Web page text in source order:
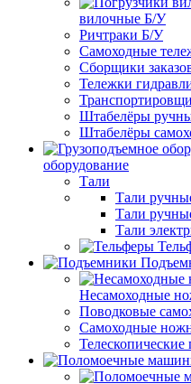
вилочные Б/У
Ричтраки Б/У
Самоходные
Сборщики
Тележки
Штабелёры
Штабелёры
оборудование
Тали
Тали
Тали
Тали
Несамоходные
Поводковые
Самоходные